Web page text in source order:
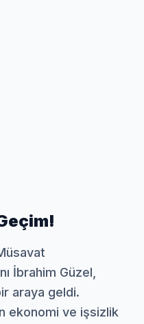
İbrahim Güzel,
araya geldi.
ekonomi ve işsizlik